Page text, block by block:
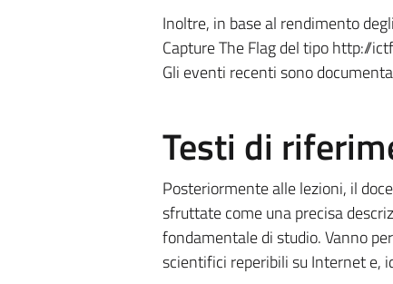
Inoltre, in base al rendimento
Capture The Flag del tipo http://
Gli eventi recenti sono
Testi di
Posteriormente alle lezioni, il
sfruttate come una precisa
fondamentale di studio. Vanno
scientifici reperibili su Internet e,